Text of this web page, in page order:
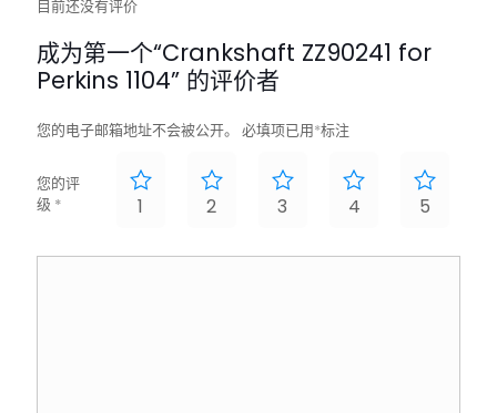
目前还没有评价
成为第一个“Crankshaft ZZ90241 for
Perkins 1104” 的评价者
您的电子邮箱地址不会被公开。 必填项已用*标注
您的评
级 * 1 2 3 4 5